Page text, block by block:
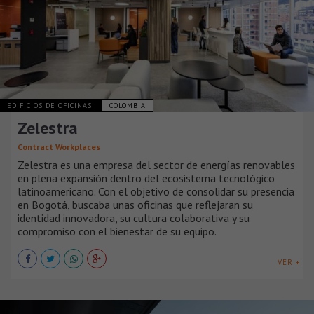
EDIFICIOS DE OFICINAS COLOMBIA
Zelestra
Contract Workplaces
Zelestra es una empresa del sector de energías renovables
en plena expansión dentro del ecosistema tecnológico
latinoamericano. Con el objetivo de consolidar su presencia
en Bogotá, buscaba unas oficinas que reflejaran su
identidad innovadora, su cultura colaborativa y su
compromiso con el bienestar de su equipo.
VER +